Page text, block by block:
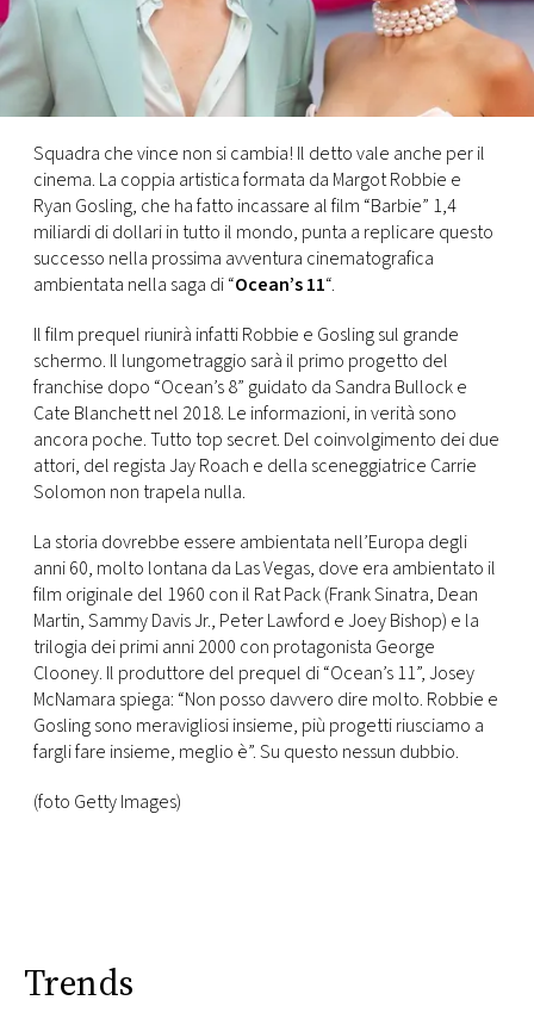
TV
PRINCIPATO
DI
MONACO
RMC
CONSIGLIA
Squadra che vince non si cambia! Il detto vale anche per il
cinema. La coppia artistica formata da Margot Robbie e
Ryan Gosling, che ha fatto incassare al film “Barbie” 1,4
miliardi di dollari in tutto il mondo, punta a replicare questo
successo nella prossima avventura cinematografica
ambientata nella saga di “Ocean’s 11“.
Il film prequel riunirà infatti Robbie e Gosling sul grande
schermo. Il lungometraggio sarà il primo progetto del
franchise dopo “Ocean’s 8” guidato da Sandra Bullock e
Cate Blanchett nel 2018. Le informazioni, in verità sono
ancora poche. Tutto top secret. Del coinvolgimento dei due
attori, del regista Jay Roach e della sceneggiatrice Carrie
Solomon non trapela nulla.
La storia dovrebbe essere ambientata nell’Europa degli
anni 60, molto lontana da Las Vegas, dove era ambientato il
film originale del 1960 con il Rat Pack (Frank Sinatra, Dean
Martin, Sammy Davis Jr., Peter Lawford e Joey Bishop) e la
trilogia dei primi anni 2000 con protagonista George
Clooney. Il produttore del prequel di “Ocean’s 11”, Josey
McNamara spiega: “Non posso davvero dire molto. Robbie e
Gosling sono meravigliosi insieme, più progetti riusciamo a
fargli fare insieme, meglio è”. Su questo nessun dubbio.
(foto Getty Images)
Trends